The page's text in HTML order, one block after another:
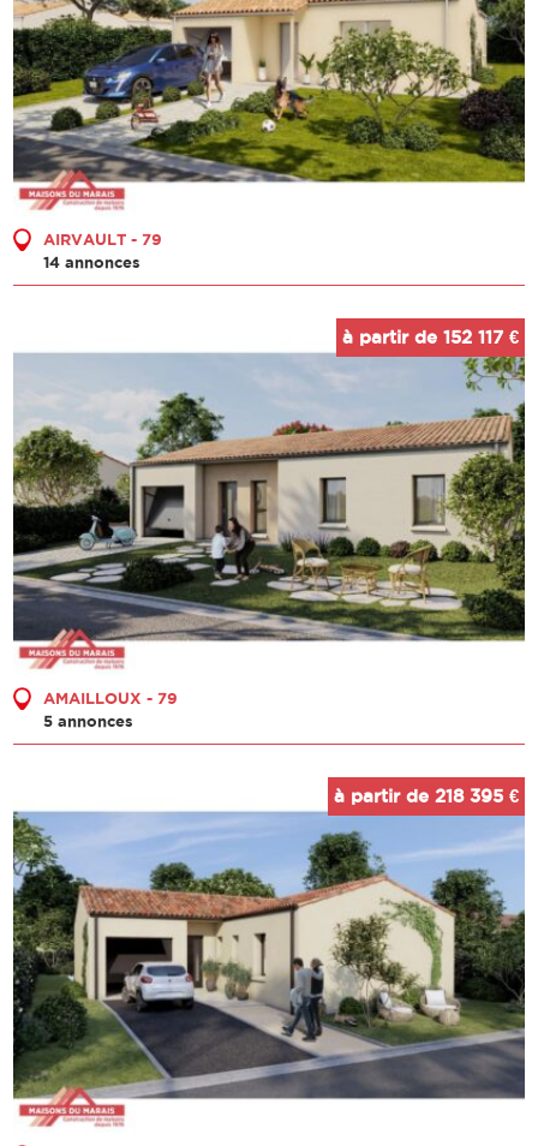
AIRVAULT - 79
14 annonces
AMAILLOUX - 79
5 annonces
à partir de 152 117 €
à partir de 218 395 €